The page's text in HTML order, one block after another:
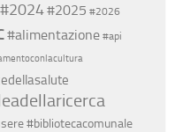
#2024#2025 #2026
#alimentazione #api
#bibliotecacomunale